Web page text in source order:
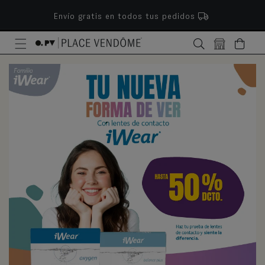
al contenido
Envío gratis en todos tus pedidos
Bolsa